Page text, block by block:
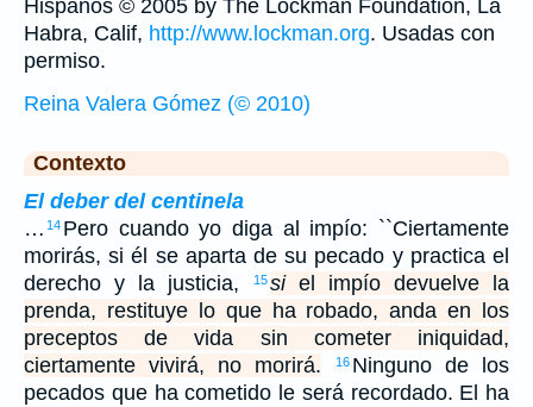
Hispanos © 2005 by The Lockman Foundation, La
Habra, Calif, http://www.lockman.org. Usadas con
permiso.
Reina Valera Gómez (© 2010)
Contexto
El deber del centinela
… 14 Pero cuando yo diga al impío: ``Ciertamente
morirás, si él se aparta de su pecado y practica el
derecho y la justicia,
15siel impío devuelve la
prenda, restituye lo que ha robado, anda en los
preceptos de vida sin cometer iniquidad,
ciertamente vivirá, no morirá.
16 Ninguno de los
pecados que ha cometido le será recordado. El ha